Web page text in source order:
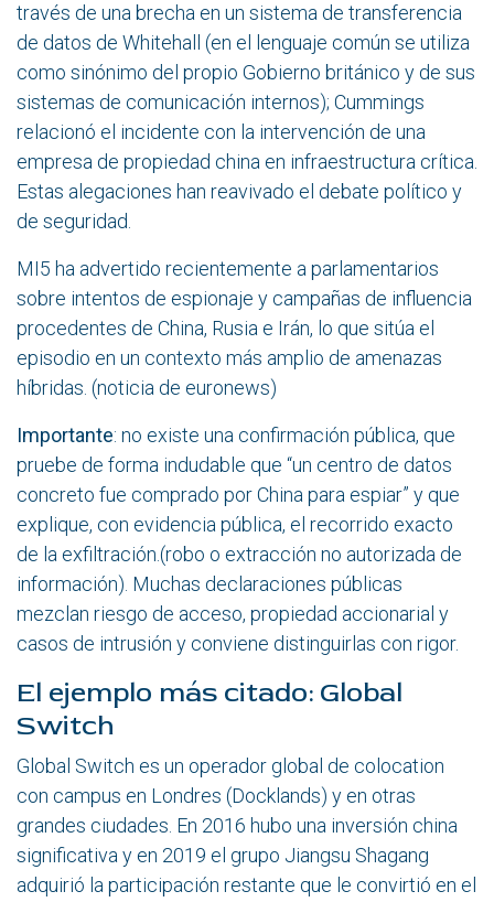
través de una brecha en un sistema de transferencia
de datos de Whitehall (en el lenguaje común se utiliza
como sinónimo del propio Gobierno británico y de sus
sistemas de comunicación internos); Cummings
relacionó el incidente con la intervención de una
empresa de propiedad china en infraestructura crítica.
Estas alegaciones han reavivado el debate político y
de seguridad.
MI5 ha advertido recientemente a parlamentarios
sobre intentos de espionaje y campañas de influencia
procedentes de China, Rusia e Irán, lo que sitúa el
episodio en un contexto más amplio de amenazas
híbridas. (noticia de euronews)
Importante: no existe una confirmación pública, que
pruebe de forma indudable que “un centro de datos
concreto fue comprado por China para espiar” y que
explique, con evidencia pública, el recorrido exacto
de la exfiltración.(robo o extracción no autorizada de
información). Muchas declaraciones públicas
mezclan riesgo de acceso, propiedad accionarial y
casos de intrusión y conviene distinguirlas con rigor.
El ejemplo más citado: Global
Switch
Global Switch es un operador global de colocation
con campus en Londres (Docklands) y en otras
grandes ciudades. En 2016 hubo una inversión china
significativa y en 2019 el grupo Jiangsu Shagang
adquirió la participación restante que le convirtió en el